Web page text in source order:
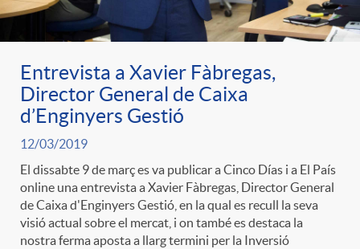
Entrevista a Xavier Fàbregas,
Director General de Caixa
d’Enginyers Gestió
12/03/2019
El dissabte 9 de març es va publicar a Cinco Días i a El País
online una entrevista a Xavier Fàbregas, Director General
de Caixa d'Enginyers Gestió, en la qual es recull la seva
visió actual sobre el mercat, i on també es destaca la
nostra ferma aposta a llarg termini per la Inversió